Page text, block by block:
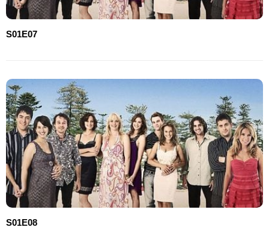
S01E07
S01E08